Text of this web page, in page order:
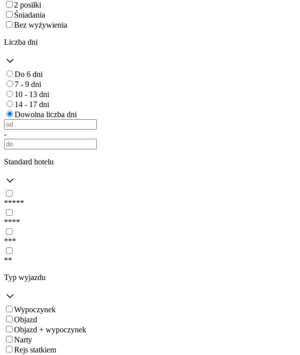
2 posiłki
Śniadania
Bez wyżywienia
Liczba dni
Do 6 dni
7 - 9 dni
10 - 13 dni
14 - 17 dni
Dowolna liczba dni
-
Standard hotelu
*****
****
***
**
Typ wyjazdu
Wypoczynek
Objazd
Objazd + wypoczynek
Narty
Rejs statkiem